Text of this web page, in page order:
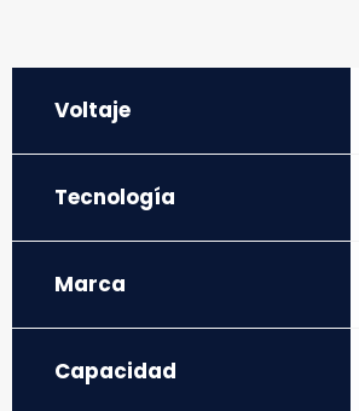
Voltaje
Tecnología
Marca
Capacidad